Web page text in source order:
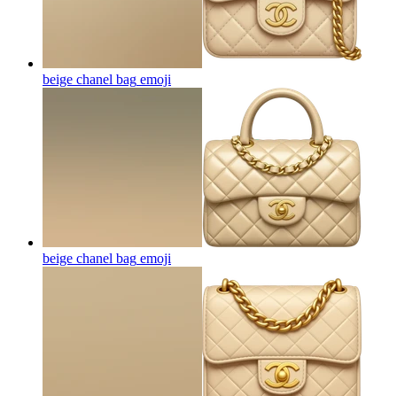
beige chanel bag emoji
beige chanel bag emoji